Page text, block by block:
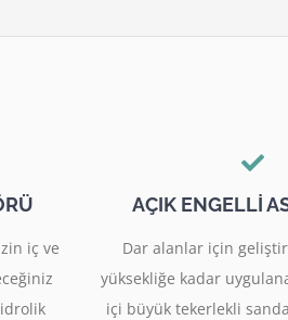
iç ve
AÇIK ENGELLİ
Dar alanlar için
yüksekliğe kadar
içi büyük tekerlekli